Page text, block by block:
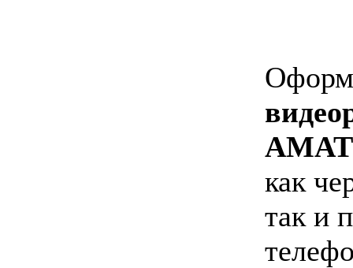
как
так и